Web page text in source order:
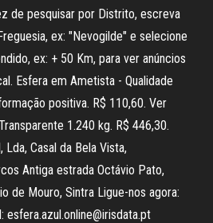
de pesquisar por Distrito, escreva
ex: "Nevogilde" e selecione
ex: + 50 Km, para ver anúncios
Esfera em Ametista - Qualidade
positiva. R$ 110,60. Ver
1.240 kg. R$ 446,30.
Casal da Bela Vista,
Antiga estrada Octávio Pato,
de Mouro, Sintra Ligue-nos agora:
esfera.azul.online@irisdata.pt